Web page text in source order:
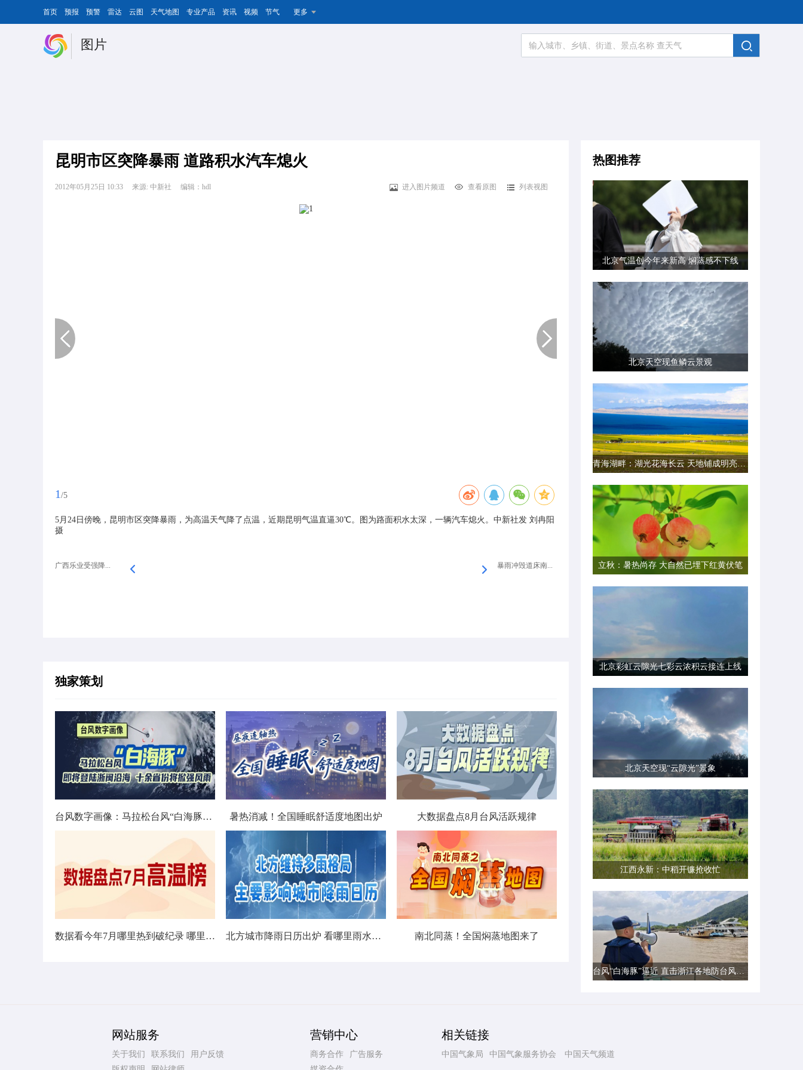
首页 预报 预警 雷达 云图 天气地图 专业产品 资讯 视频 节气 更多
图片
昆明市区突降暴雨 道路积水汽车熄火
2012年05月25日 10:33 来源: 中新社 编辑：hdl 进入图片频道 查看原图 列表视图
1 /5
5月24日傍晚，昆明市区突降暴雨，为高温天气降了点温，近期昆明气温直逼30℃。图为路面积水太深，一辆汽车熄火。中新社发 刘冉阳
摄
广西乐业受强降... 暴雨冲毁道床南...
独家策划
台风数字画像：马拉松台风“白海豚”将影响十余省份 暑热消减！全国睡眠舒适度地图出炉 大数据盘点8月台风活跃规律
数据看今年7月哪里热到破纪录 哪里暑热连轴转 北方城市降雨日历出炉 看哪里雨水超长待机 南北同蒸！全国焖蒸地图来了
热图推荐
北京气温创今年来新高 焖蒸感不下线
北京天空现鱼鳞云景观
青海湖畔：湖光花海长云 天地铺成明亮画卷
立秋：暑热尚存 大自然已埋下红黄伏笔
北京彩虹云隙光七彩云浓积云接连上线
北京天空现“云隙光”景象
江西永新：中稻开镰抢收忙
台风“白海豚”逼近 直击浙江各地防台风一线现场
网站服务
关于我们 联系我们
用户反馈
营销中心
商务合作
广告服务
相关链接
中国气象局 中国气象服务协会 中国天气频道